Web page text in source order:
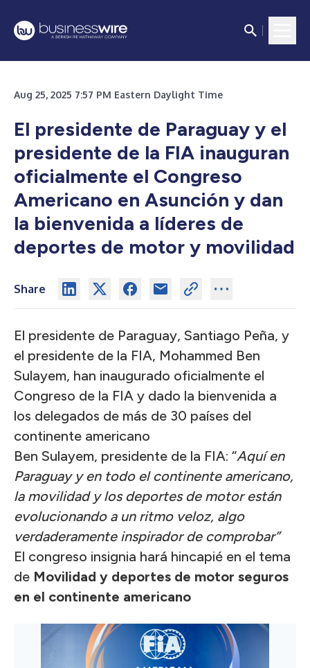
Aug 25, 2025 7:57 PM Eastern Daylight Time
El presidente de Paraguay y el
presidente de la FIA inauguran
oficialmente el Congreso
Americano en Asunción y dan
la bienvenida a líderes de
deportes de motor y movilidad
Share
El presidente de Paraguay, Santiago Peña, y
el presidente de la FIA, Mohammed Ben
Sulayem, han inaugurado oficialmente el
Congreso de la FIA y dado la bienvenida a
los delegados de más de 30 países del
continente americano
Ben Sulayem, presidente de la FIA: “Aquí en
Paraguay y en todo el continente americano,
la movilidad y los deportes de motor están
evolucionando a un ritmo veloz, algo
verdaderamente inspirador de comprobar”
El congreso insignia hará hincapié en el tema
de Movilidad y deportes de motor seguros
en el continente americano